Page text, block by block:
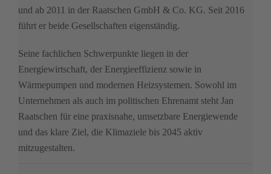
und ab 2011 in der Raatschen GmbH & Co. KG. Seit 2016
führt er beide Gesellschaften eigenständig.
Seine fachlichen Schwerpunkte liegen in der
Energiewirtschaft, der Energieeffizienz sowie in
Wärmepumpen und modernen Heizsystemen. Sowohl im
Unternehmen als auch im politischen Ehrenamt steht Jan
Raatschen für eine praxisnahe, umsetzbare Energiewende
und das klare Ziel, die Klimaziele bis 2045 aktiv
mitzugestalten.